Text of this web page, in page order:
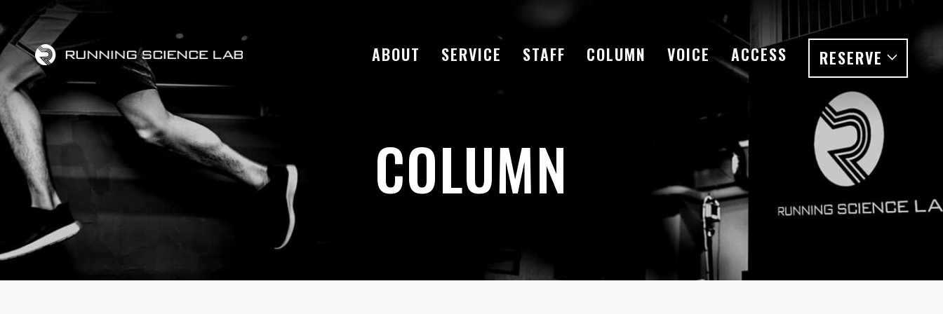
ABOUT SERVICE STAFF COLUMN VOICE ACCESS RESERVE
COLUMN